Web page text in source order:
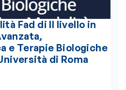
Fad di II livello in
e Terapie Biologiche
di Roma